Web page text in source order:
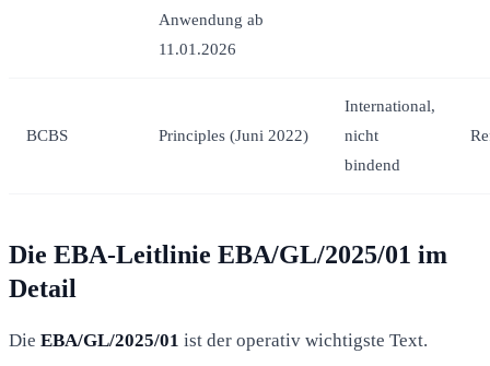
Anwendung ab
11.01.2026
BCBS Principles (Juni 2022)
International,
nicht
bindend
Die EBA-Leitlinie EBA/GL/2025/01 im
Detail
Die EBA/GL/2025/01 ist der operativ wichtigste Text.